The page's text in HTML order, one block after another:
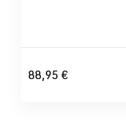
88,95 €